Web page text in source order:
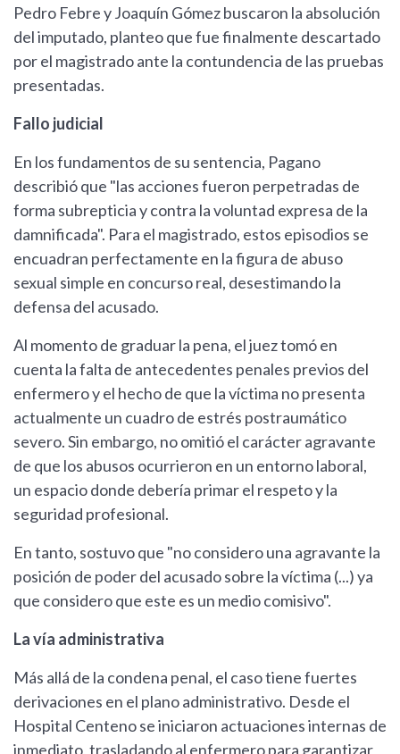
Pedro Febre y Joaquín Gómez buscaron la absolución
del imputado, planteo que fue finalmente descartado
por el magistrado ante la contundencia de las pruebas
presentadas.
Fallo judicial
En los fundamentos de su sentencia, Pagano
describió que "las acciones fueron perpetradas de
forma subrepticia y contra la voluntad expresa de la
damnificada". Para el magistrado, estos episodios se
encuadran perfectamente en la figura de abuso
sexual simple en concurso real, desestimando la
defensa del acusado.
Al momento de graduar la pena, el juez tomó en
cuenta la falta de antecedentes penales previos del
enfermero y el hecho de que la víctima no presenta
actualmente un cuadro de estrés postraumático
severo. Sin embargo, no omitió el carácter agravante
de que los abusos ocurrieron en un entorno laboral,
un espacio donde debería primar el respeto y la
seguridad profesional.
En tanto, sostuvo que "no considero una agravante la
posición de poder del acusado sobre la víctima (...) ya
que considero que este es un medio comisivo".
La vía administrativa
Más allá de la condena penal, el caso tiene fuertes
derivaciones en el plano administrativo. Desde el
Hospital Centeno se iniciaron actuaciones internas de
inmediato, trasladando al enfermero para garantizar